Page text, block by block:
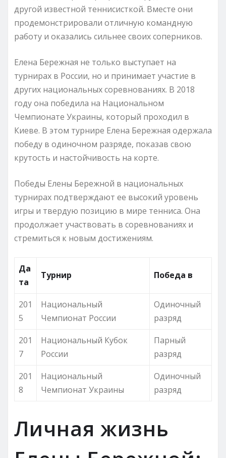
другой известной теннисисткой. Вместе они
продемонстрировали отличную командную
работу и оказались сильнее своих соперников.
Елена Бережная не только выступает на
турнирах в России, но и принимает участие в
других национальных соревнованиях. В 2018
году она победила на Национальном
Чемпионате Украины, который проходил в
Киеве. В этом турнире Елена Бережная одержала
победу в одиночном разряде, показав свою
крутость и настойчивость на корте.
Победы Елены Бережной в национальных
турнирах подтверждают ее высокий уровень
игры и твердую позицию в мире тенниса. Она
продолжает участвовать в соревнованиях и
стремиться к новым достижениям.
Да
та
Турнир Победа в
201
5
Национальный
Чемпионат России
Одиночный
разряд
201
7
Национальный Кубок
России
Парный
разряд
201
8
Национальный
Чемпионат Украины
Одиночный
разряд
Личная жизнь